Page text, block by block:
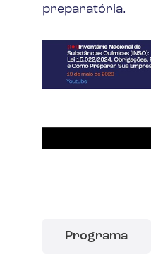
preparatória.
Programa